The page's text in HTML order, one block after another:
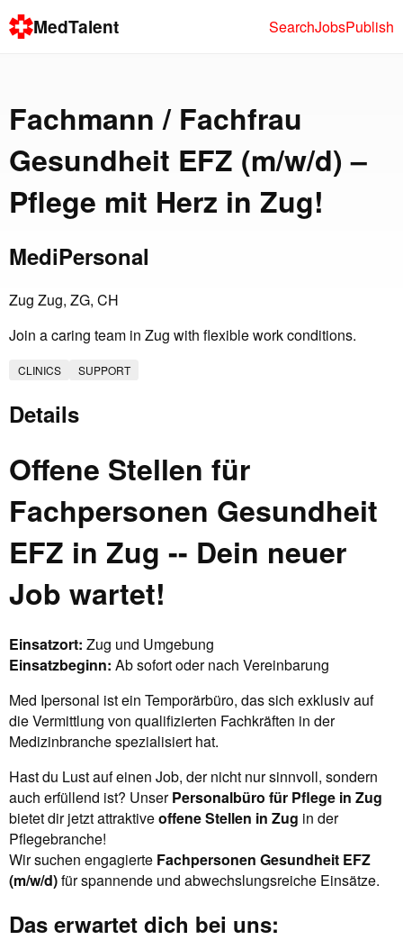
MedTalent SearchJobsPublish
Fachmann / Fachfrau
Gesundheit EFZ (m/w/d) –
Pflege mit Herz in Zug!
MediPersonal
Zug Zug, ZG, CH
Join a caring team in Zug with flexible work conditions.
CLINICS SUPPORT
Details
Offene Stellen für
Fachpersonen Gesundheit
EFZ in Zug -- Dein neuer
Job wartet!
Einsatzort: Zug und Umgebung
Einsatzbeginn: Ab sofort oder nach Vereinbarung
Med Ipersonal ist ein Temporärbüro, das sich exklusiv auf
die Vermittlung von qualifizierten Fachkräften in der
Medizinbranche spezialisiert hat.
Hast du Lust auf einen Job, der nicht nur sinnvoll, sondern
auch erfüllend ist? UnserPersonalbüro für Pflege in Zug
bietet dir jetzt attraktiveoffene Stellen in Zug in der
Pflegebranche!
Wir suchen engagierte Fachpersonen Gesundheit EFZ
(m/w/d)für spannende und abwechslungsreiche Einsätze.
Das erwartet dich bei uns: